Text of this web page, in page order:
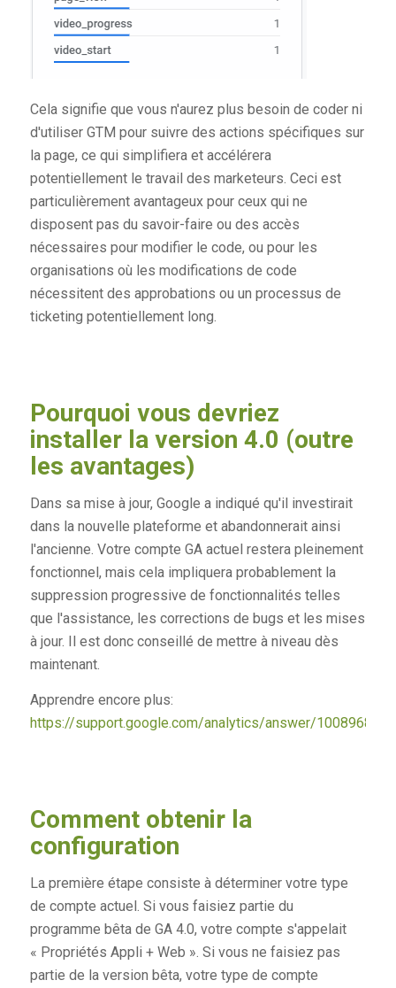
Cela signifie que vous n'aurez plus besoin de coder ni
d'utiliser GTM pour suivre des actions spécifiques sur
la page, ce qui simplifiera et accélérera
potentiellement le travail des marketeurs. Ceci est
particulièrement avantageux pour ceux qui ne
disposent pas du savoir-faire ou des accès
nécessaires pour modifier le code, ou pour les
organisations où les modifications de code
nécessitent des approbations ou un processus de
ticketing potentiellement long.
Pourquoi vous devriez
installer la version 4.0 (outre
les avantages)
Dans sa mise à jour, Google a indiqué qu'il investirait
dans la nouvelle plateforme et abandonnerait ainsi
l'ancienne. Votre compte GA actuel restera pleinement
fonctionnel, mais cela impliquera probablement la
suppression progressive de fonctionnalités telles
que l'assistance, les corrections de bugs et les mises
à jour. Il est donc conseillé de mettre à niveau dès
maintenant.
Apprendre encore plus:
https://support.google.com/analytics/answer/
Comment obtenir la
configuration
La première étape consiste à déterminer votre type
de compte actuel. Si vous faisiez partie du
programme bêta de GA 4.0, votre compte s'appelait
« Propriétés Appli + Web ». Si vous ne faisiez pas
partie de la version bêta, votre type de compte